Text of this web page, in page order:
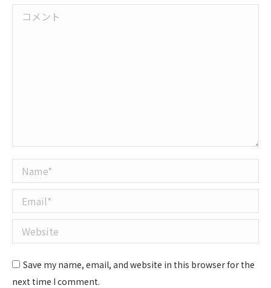
コメント
Name *
Email *
Website
Save my name, email, and website in this browser for the
next time I comment.